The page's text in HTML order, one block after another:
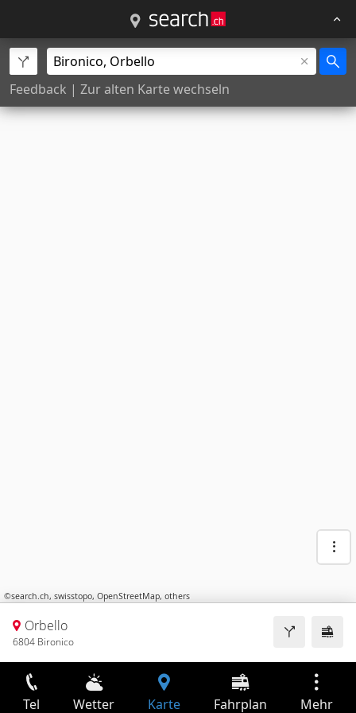
Feedback | Zur alten Karte wechseln
©search.ch, swisstopo, OpenStreetMap, others
Orbello
6804 Bironico
Tel Wetter Karte Fahrplan Mehr